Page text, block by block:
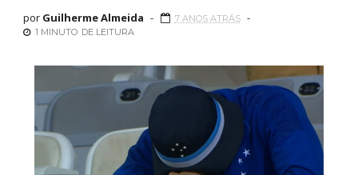
por Guilherme Almeida
7 ANOS ATRÁS
1 MINUTO DE LEITURA